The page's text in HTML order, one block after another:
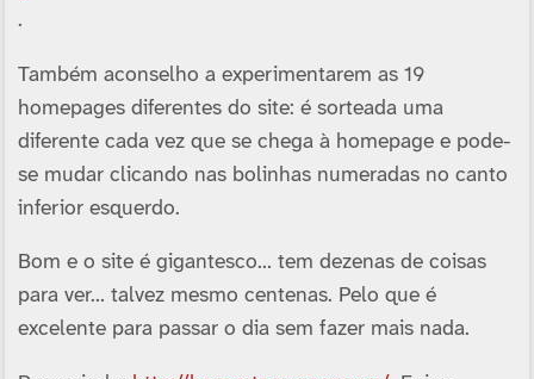
.
Também aconselho a experimentarem as 19
homepages diferentes do site: é sorteada uma
diferente cada vez que se chega à homepage e pode-
se mudar clicando nas bolinhas numeradas no canto
inferior esquerdo.
Bom e o site é gigantesco… tem dezenas de coisas
para ver… talvez mesmo centenas. Pelo que é
excelente para passar o dia sem fazer mais nada.